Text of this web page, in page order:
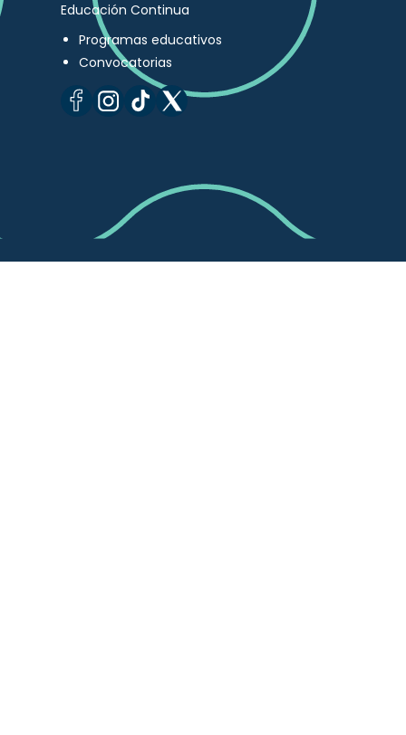
Educación Continua
Programas educativos
Convocatorias